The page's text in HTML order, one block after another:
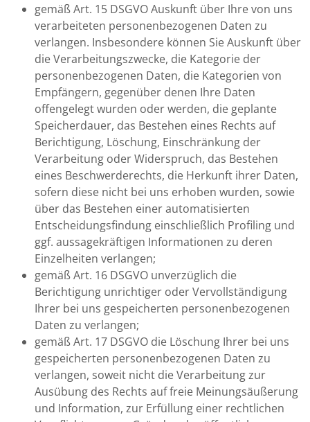
gemäß Art. 15 DSGVO Auskunft über Ihre von uns
verarbeiteten personenbezogenen Daten zu
verlangen. Insbesondere können Sie Auskunft über
die Verarbeitungszwecke, die Kategorie der
personenbezogenen Daten, die Kategorien von
Empfängern, gegenüber denen Ihre Daten
offengelegt wurden oder werden, die geplante
Speicherdauer, das Bestehen eines Rechts auf
Berichtigung, Löschung, Einschränkung der
Verarbeitung oder Widerspruch, das Bestehen
eines Beschwerderechts, die Herkunft ihrer Daten,
sofern diese nicht bei uns erhoben wurden, sowie
über das Bestehen einer automatisierten
Entscheidungsfindung einschließlich Profiling und
ggf. aussagekräftigen Informationen zu deren
Einzelheiten verlangen;
gemäß Art. 16 DSGVO unverzüglich die
Berichtigung unrichtiger oder Vervollständigung
Ihrer bei uns gespeicherten personenbezogenen
Daten zu verlangen;
gemäß Art. 17 DSGVO die Löschung Ihrer bei uns
gespeicherten personenbezogenen Daten zu
verlangen, soweit nicht die Verarbeitung zur
Ausübung des Rechts auf freie Meinungsäußerung
und Information, zur Erfüllung einer rechtlichen